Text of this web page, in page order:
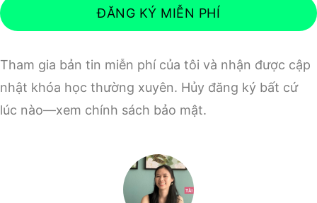
ĐĂNG KÝ MIỄN PHÍ
Tham gia bản tin miễn phí của tôi và nhận được cập
nhật khóa học thường xuyên. Hủy đăng ký bất cứ
lúc nào—xem chính sách bảo mật.